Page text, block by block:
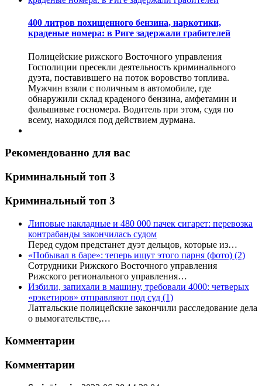
400 литров похищенного бензина, наркотики,
краденые номера: в Риге задержали грабителей
Полицейские рижского Восточного управления
Госполиции пресекли деятельность криминального
дуэта, поставившего на поток воровство топлива.
Мужчин взяли с поличным в автомобиле, где
обнаружили склад краденого бензина, амфетамин и
фальшивые госномера. Водитель при этом, судя по
всему, находился под действием дурмана.
Рекомендованно для вас
Криминальный топ 3
Криминальный топ 3
Липовые накладные и 480 000 пачек сигарет: перевозка
контрабанды закончилась судом
Перед судом предстанет дуэт дельцов, которые из…
«Побывал в баре»: теперь ищут этого парня (фото) (2)
Сотрудники Рижского Восточного управления
Рижского регионального управления…
Избили, запихали в машину, требовали 4000: четверых
«рэкетиров» отправляют под суд (1)
Латгальские полицейские закончили расследование дела
о вымогательстве,…
Комментарии
Комментарии